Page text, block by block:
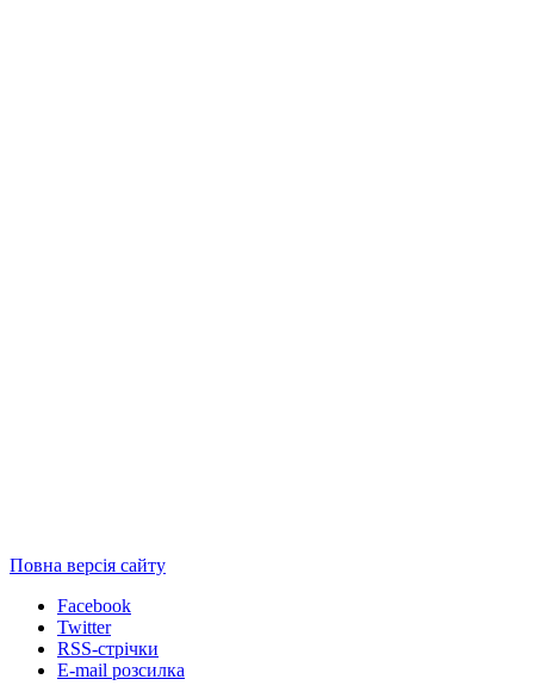
Повна версія сайту
Facebook
Twitter
RSS-стрічки
E-mail розсилка